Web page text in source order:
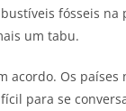
fósseis na
um tabu.
acordo. Os países
para se